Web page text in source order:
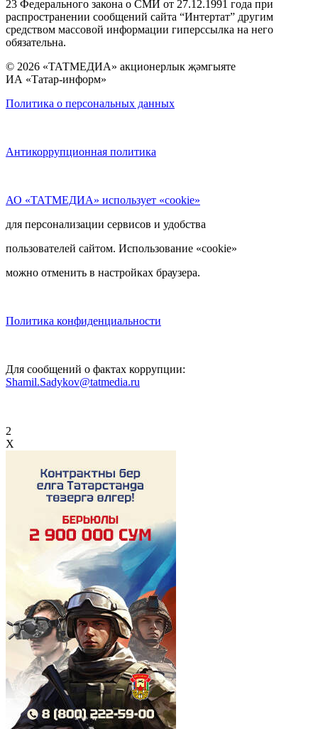
23 Федерального закона о СМИ от 27.12.1991 года при
распространении сообщений сайта “Интертат” другим
средством массовой информации гиперссылка на него
обязательна.
© 2026 «ТАТМЕДИА» акционерлык җәмгыяте
ИА «Татар-информ»
Политика о персональных данных
Антикоррупционная политика
АО «ТАТМЕДИА» использует «cookie»
для персонализации сервисов и удобства
пользователей сайтом. Использование «cookie»
можно отменить в настройках браузера.
Политика конфиденциальности
Для сообщений о фактах коррупции:
Shamil.Sadykov@tatmedia.ru
2
X